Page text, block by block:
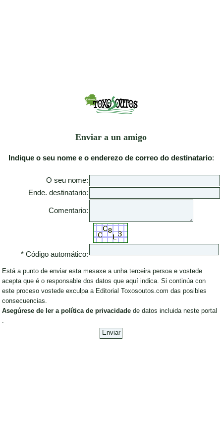
Enviar a un amigo
Indique o seu nome e o enderezo de correo do destinatario:
O seu nome:
Ende. destinatario:
Comentario:
* Código automático:
Está a punto de enviar esta mesaxe a unha terceira persoa e vostede
acepta que é o responsable dos datos que aquí indica. Si continúa con
este proceso vostede exculpa a Editorial Toxosoutos.com das posibles
consecuencias.
Asegúrese de ler a política de privacidade de datos incluida neste portal
.